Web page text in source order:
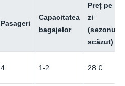
Pasageri
Capacitatea
bagajelor
Preț pe
zi
(sezonul
scăzut)
4 1-2 28 €